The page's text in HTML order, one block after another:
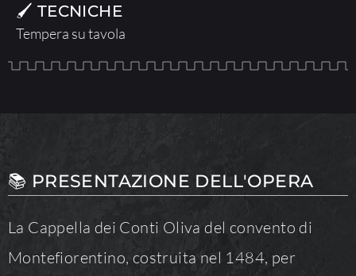
🖌 TECNICHE
Tempera su tavola
📚 PRESENTAZIONE DELL'OPERA
La Cappella dei Conti Oliva del convento di
Montefiorentino, costruita nel 1484, per